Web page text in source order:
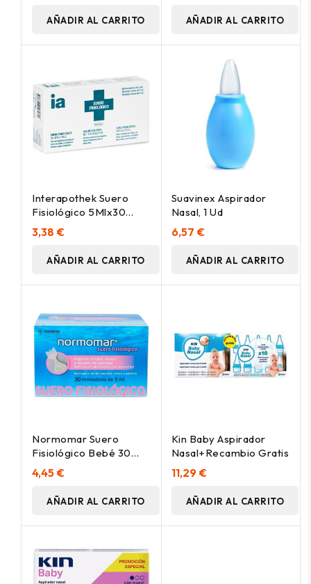
AÑADIR AL CARRITO AÑADIR AL CARRITO
Interapothek Suero
Fisiológico 5Mlx30
Monodosis
3,38 €
AÑADIR AL CARRITO
Suavinex Aspirador
Nasal, 1 Ud
6,57 €
AÑADIR AL CARRITO
Normomar Suero
Fisiológico Bebé 30
Ampollas
4,45 €
AÑADIR AL CARRITO
Kin Baby Aspirador
Nasal+Recambio Gratis
11,29 €
AÑADIR AL CARRITO